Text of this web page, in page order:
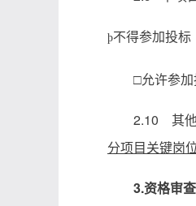
þ不得参加投标
□允许参
2.10 其他
分项目关键岗
3.资格